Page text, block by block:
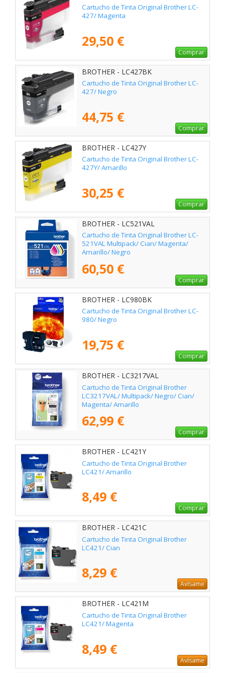
Cartucho de Tinta Original Brother LC-
427/ Magenta
29,50 €
Comprar
BROTHER - LC427BK
Cartucho de Tinta Original Brother LC-
427/ Negro
44,75 €
Comprar
BROTHER - LC427Y
Cartucho de Tinta Original Brother LC-
427Y/ Amarillo
30,25 €
Comprar
BROTHER - LC521VAL
Cartucho de Tinta Original Brother LC-
521VAL Multipack/ Cian/ Magenta/
Amarillo/ Negro
60,50 €
Comprar
BROTHER - LC980BK
Cartucho de Tinta Original Brother LC-
980/ Negro
19,75 €
Comprar
BROTHER - LC3217VAL
Cartucho de Tinta Original Brother
LC3217VAL/ Multipack/ Negro/ Cian/
Magenta/ Amarillo
62,99 €
Comprar
BROTHER - LC421Y
Cartucho de Tinta Original Brother
LC421/ Amarillo
8,49 €
Comprar
BROTHER - LC421C
Cartucho de Tinta Original Brother
LC421/ Cian
8,29 €
Avísame
BROTHER - LC421M
Cartucho de Tinta Original Brother
LC421/ Magenta
8,49 €
Avísame